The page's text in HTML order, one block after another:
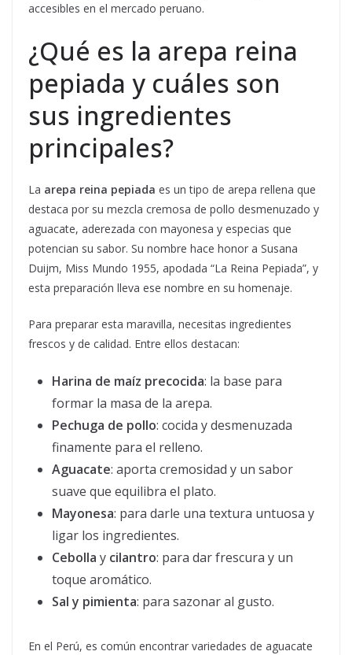
accesibles en el mercado peruano.
¿Qué es la arepa reina
pepiada y cuáles son
sus ingredientes
principales?
La arepa reina pepiada es un tipo de arepa rellena que
destaca por su mezcla cremosa de pollo desmenuzado y
aguacate, aderezada con mayonesa y especias que
potencian su sabor. Su nombre hace honor a Susana
Duijm, Miss Mundo 1955, apodada “La Reina Pepiada”, y
esta preparación lleva ese nombre en su homenaje.
Para preparar esta maravilla, necesitas ingredientes
frescos y de calidad. Entre ellos destacan:
Harina de maíz precocida: la base para
formar la masa de la arepa.
Pechuga de pollo: cocida y desmenuzada
finamente para el relleno.
Aguacate: aporta cremosidad y un sabor
suave que equilibra el plato.
Mayonesa: para darle una textura untuosa y
ligar los ingredientes.
Cebolla y cilantro: para dar frescura y un
toque aromático.
Sal y pimienta: para sazonar al gusto.
En el Perú, es común encontrar variedades de aguacate